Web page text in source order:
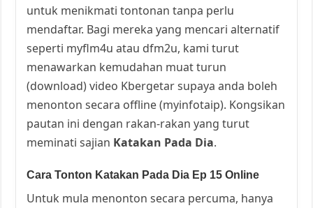
untuk menikmati tontonan tanpa perlu
mendaftar. Bagi mereka yang mencari alternatif
seperti myflm4u atau dfm2u, kami turut
menawarkan kemudahan muat turun
(download) video Kbergetar supaya anda boleh
menonton secara offline (myinfotaip). Kongsikan
pautan ini dengan rakan-rakan yang turut
meminati sajian Katakan Pada Dia.
Cara Tonton Katakan Pada Dia Ep 15 Online
Untuk mula menonton secara percuma, hanya